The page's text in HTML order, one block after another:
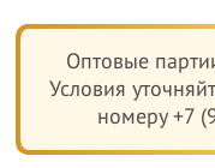
Оптовые
Условия
номеру +7